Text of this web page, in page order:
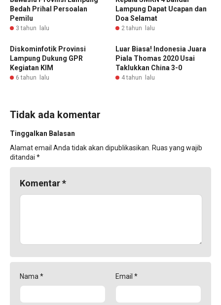
Bedah Prihal Persoalan
Pemilu
3 tahun lalu
Lampung Dapat Ucapan dan
Doa Selamat
2 tahun lalu
Diskominfotik Provinsi
Lampung Dukung GPR
Kegiatan KIM
6 tahun lalu
Luar Biasa! Indonesia Juara
Piala Thomas 2020 Usai
Taklukkan China 3-0
4 tahun lalu
Tidak ada komentar
Tinggalkan Balasan
Alamat email Anda tidak akan dipublikasikan. Ruas yang wajib
ditandai *
Komentar*
Nama * Email *